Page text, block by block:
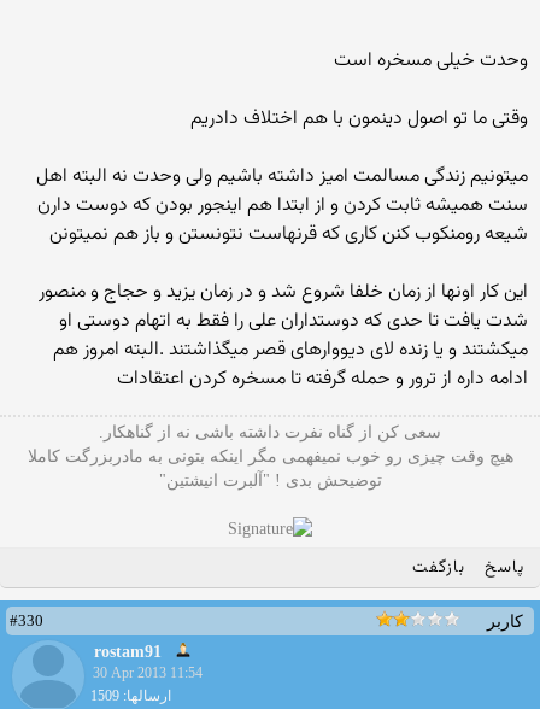
وحدت خیلی مسخره است
وقتی ما تو اصول دینمون با هم اختلاف دادریم
میتونیم زندگی مسالمت امیز داشته باشیم ولی وحدت نه البته اهل
سنت همیشه ثابت کردن و از ابتدا هم اینجور بودن که دوست دارن
شیعه رومنکوب کنن کاری که قرنهاست نتونستن و باز هم نمیتونن
این کار اونها از زمان خلفا شروع شد و در زمان یزید و حجاج و منصور
شدت یافت تا حدی که دوستداران علی را فقط به اتهام دوستی او
میکشتند و یا زنده لای دیووارهای قصر میگذاشتند .البته امروز هم
ادامه داره از ترور و حمله گرفته تا مسخره کردن اعتقادات
سعی کن از گناه نفرت داشته باشی نه از گناهکار.
هیچ وقت چیزی رو خوب نمیفهمی مگر اینکه بتونی به مادربزرگت کاملا
توضیحش بدی ! "آلبرت انیشتین"
پاسخ بازگفت
کاربر
#330
rostam91
30 Apr 2013 11:54
ارسالها: 1509